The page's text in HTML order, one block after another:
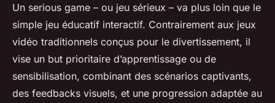
Un serious game – ou jeu sérieux – va plus loin que le
simple jeu éducatif interactif. Contrairement aux jeux
vidéo traditionnels conçus pour le divertissement, il
vise un but prioritaire d’apprentissage ou de
sensibilisation, combinant des scénarios captivants,
des feedbacks visuels, et une progression adaptée au